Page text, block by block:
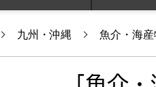
九州・沖縄 魚介・海産